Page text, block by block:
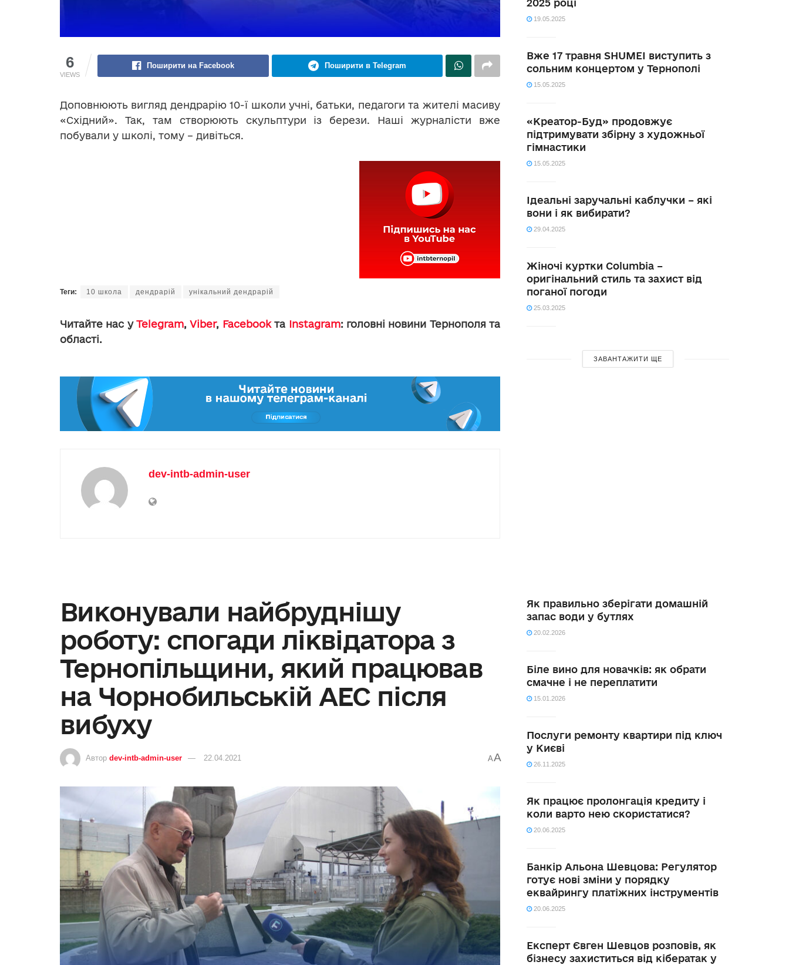
6
VIEWS
Поширити на Facebook Поширити в Telegram
Доповнюють вигляд дендрарію 10-ї школи учні, батьки, педагоги та жителі масиву
«Східний». Так, там створюють скульптури із берези. Наші журналісти вже
побували у школі, тому – дивіться.
Теги: 10 школа дендрарій унікальний дендрарій
Читайте нас уTelegram,Viber, Facebookта Instagram: головні новини Тернополя та
області.
dev-intb-admin-user
2025 році
19.05.2025
Вже 17 травня SHUMEI виступить з
сольним концертом у Тернополі
15.05.2025
«Креатор-Буд» продовжує
підтримувати збірну з художньої
гімнастики
15.05.2025
Ідеальні заручальні каблучки – які
вони і як вибирати?
29.04.2025
Жіночі куртки Columbia –
оригінальний стиль та захист від
поганої погоди
25.03.2025
ЗАВАНТАЖИТИ ЩЕ
Виконували найбруднішу
роботу: спогади ліквідатора з
Тернопільщини, який працював
на Чорнобильській АЕС після
вибуху
Автор dev-intb-admin-user 22.04.2021 AA
Як правильно зберігати домашній
запас води у бутлях
20.02.2026
Біле вино для новачків: як обрати
смачне і не переплатити
15.01.2026
Послуги ремонту квартири під ключ
у Києві
26.11.2025
Як працює пролонгація кредиту і
коли варто нею скористатися?
20.06.2025
Банкір Альона Шевцова: Регулятор
готує нові зміни у порядку
еквайрингу платіжних інструментів
20.06.2025
Експерт Євген Шевцов розповів, як
бізнесу захиститься від кібератак у